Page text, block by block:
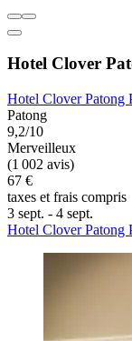
Hotel Clover
Hotel Clover Patong
Patong
9,2/10
Merveilleux
(1 002 avis)
67 €
taxes et frais compris
3 sept. - 4 sept.
Hotel Clover Patong